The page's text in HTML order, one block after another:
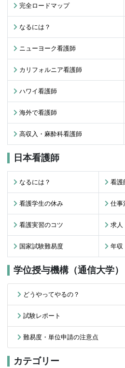
完全ロードマップ
なるには？
ニューヨーク看護師
カリフォルニア看護師
ハワイ看護師
海外で看護師
高収入・麻酔科看護師
日本看護師
なるには？ 看護
看護学生の休み 仕事
看護実習のコツ 求人
国家試験難易度 年収
学位授与機構（通信大学）
どうやってやるの？
試験レポート
難易度・単位申請の注意点
カテゴリー